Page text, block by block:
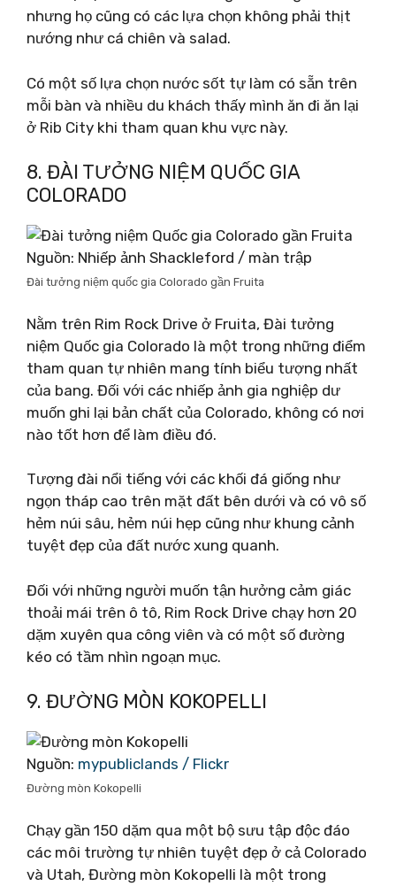
nhưng họ cũng có các lựa chọn không phải thịt
nướng như cá chiên và salad.
Có một số lựa chọn nước sốt tự làm có sẵn trên
mỗi bàn và nhiều du khách thấy mình ăn đi ăn lại
ở Rib City khi tham quan khu vực này.
8. ĐÀI TƯỞNG NIỆM QUỐC GIA
COLORADO
Nguồn: Nhiếp ảnh Shackleford / màn trập
Đài tưởng niệm quốc gia Colorado gần Fruita
Nằm trên Rim Rock Drive ở Fruita, Đài tưởng
niệm Quốc gia Colorado là một trong những điểm
tham quan tự nhiên mang tính biểu tượng nhất
của bang. Đối với các nhiếp ảnh gia nghiệp dư
muốn ghi lại bản chất của Colorado, không có nơi
nào tốt hơn để làm điều đó.
Tượng đài nổi tiếng với các khối đá giống như
ngọn tháp cao trên mặt đất bên dưới và có vô số
hẻm núi sâu, hẻm núi hẹp cũng như khung cảnh
tuyệt đẹp của đất nước xung quanh.
Đối với những người muốn tận hưởng cảm giác
thoải mái trên ô tô, Rim Rock Drive chạy hơn 20
dặm xuyên qua công viên và có một số đường
kéo có tầm nhìn ngoạn mục.
9. ĐƯỜNG MÒN KOKOPELLI
Nguồn: mypubliclands / Flickr
Đường mòn Kokopelli
Chạy gần 150 dặm qua một bộ sưu tập độc đáo
các môi trường tự nhiên tuyệt đẹp ở cả Colorado
và Utah, Đường mòn Kokopelli là một trong